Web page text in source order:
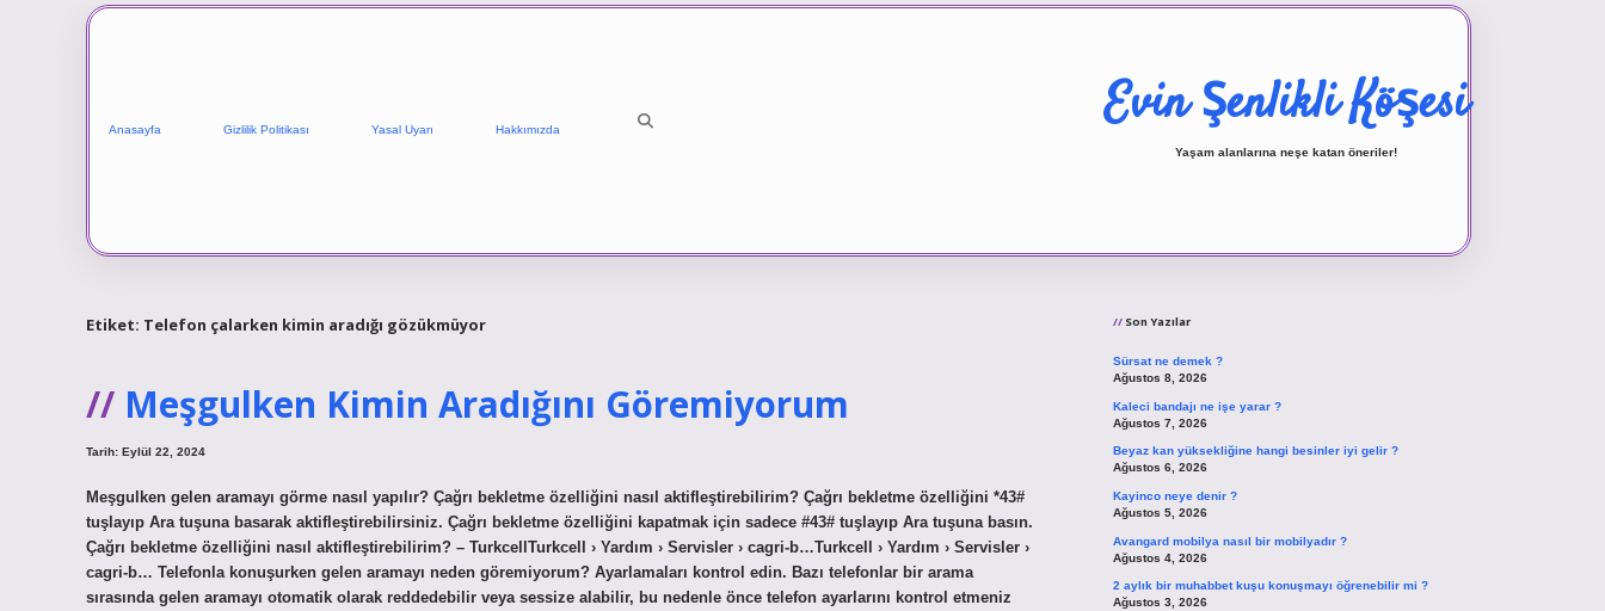
Anasayfa Gizlilik Politikası Yasal Uyarı Hakkımızda Evin Şenlikli Köşesi
Yaşam alanlarına neşe katan öneriler!
Etiket: Telefon çalarken kimin aradığı gözükmüyor
Meşgulken Kimin Aradığını Göremiyorum
Tarih: Eylül 22, 2024
Meşgulken gelen aramayı görme nasıl yapılır? Çağrı bekletme özelliğini nasıl aktifleştirebilirim? Çağrı bekletme özelliğini *43#
tuşlayıp Ara tuşuna basarak aktifleştirebilirsiniz. Çağrı bekletme özelliğini kapatmak için sadece #43# tuşlayıp Ara tuşuna basın.
Çağrı bekletme özelliğini nasıl aktifleştirebilirim? – TurkcellTurkcell › Yardım › Servisler › cagri-b…Turkcell › Yardım › Servisler ›
cagri-b… Telefonla konuşurken gelen aramayı neden göremiyorum? Ayarlamaları kontrol edin. Bazı telefonlar bir arama
sırasında gelen aramayı otomatik olarak reddedebilir veya sessize alabilir, bu nedenle önce telefon ayarlarını kontrol etmeniz
Son Yazılar
Sürsat ne demek ?
Ağustos 8, 2026
Kaleci bandajı ne işe yarar ?
Ağustos 7, 2026
Beyaz kan yüksekliğine hangi besinler iyi gelir ?
Ağustos 6, 2026
Kayinco neye denir ?
Ağustos 5, 2026
Avangard mobilya nasıl bir mobilyadır ?
Ağustos 4, 2026
2 aylık bir muhabbet kuşu konuşmayı öğrenebilir mi ?
Ağustos 3, 2026